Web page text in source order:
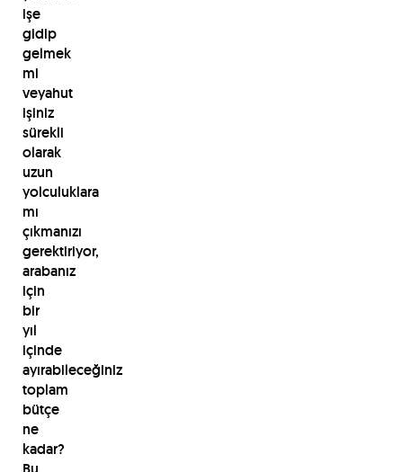
işe
gidip
gelmek
mi
veyahut
işiniz
sürekli
olarak
uzun
yolculuklara
mı
çıkmanızı
gerektiriyor,
arabanız
için
bir
yıl
içinde
ayırabileceğiniz
toplam
bütçe
ne
kadar?